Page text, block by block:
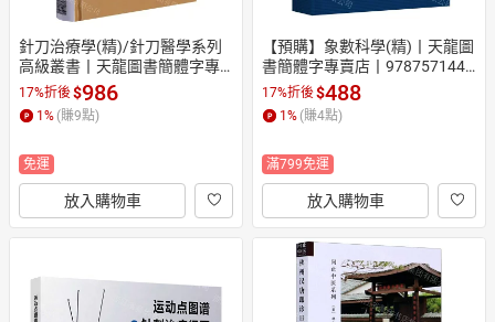
針刀治療學(精)/針刀醫學系列
高級叢書丨天龍圖書簡體字專
賣店丨9787521440591 (tl260
2)
17%折後$986
1% (賺9點)
免運
放入購物車
【預購】象數科學(精)丨天龍圖
書簡體字專賣店丨9787571447
021 (tl2610)
17%折後$488
1% (賺4點)
滿799免運
放入購物車